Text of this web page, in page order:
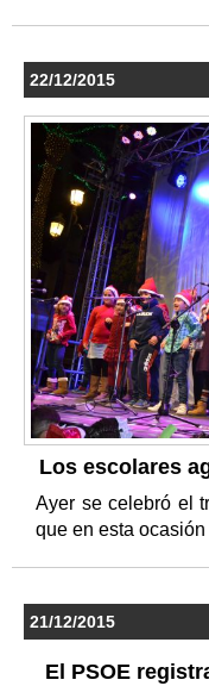
22/12/2015
Los escolares
Ayer se celebró el
que en esta
21/12/2015
El PSOE